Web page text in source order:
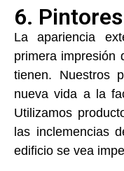
6.
La apariencia
primera impresión
tienen. Nuestros
nueva vida a la
Utilizamos
las inclemencias
edificio se vea